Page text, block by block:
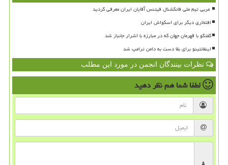
افتخاری دیگر برای اسکواش ایران
گفتگو با قهرمان جهان که در مبارزه با اشرار جانباز شد
اینفانتینو برای بقا دست به دامن ترامپ شد
نظرات بینندگان انجمن در مورد این مطلب
لطفا شما همنظر دهید